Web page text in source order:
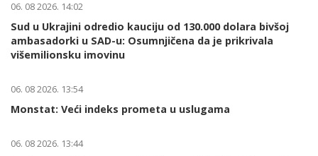
06. 08 2026. 14:02
Sud u Ukrajini odredio kauciju od 130.000 dolara bivšoj
ambasadorki u SAD-u: Osumnjičena da je prikrivala
višemilionsku imovinu
06. 08 2026. 13:54
Monstat: Veći indeks prometa u uslugama
06. 08 2026. 13:44